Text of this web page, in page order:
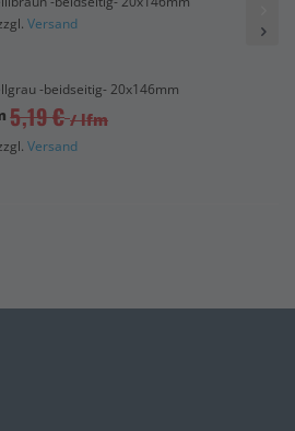
Versand
-beidseitig- 20x146mm
5,19 € / lfm
Versand